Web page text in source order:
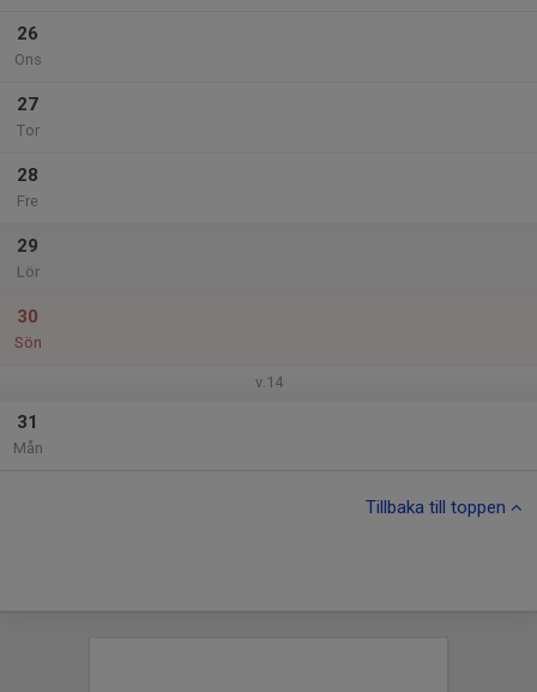
26
Ons
27
Tor
28
Fre
29
Lör
30
Sön
v.14
31
Mån
Tillbaka till toppen